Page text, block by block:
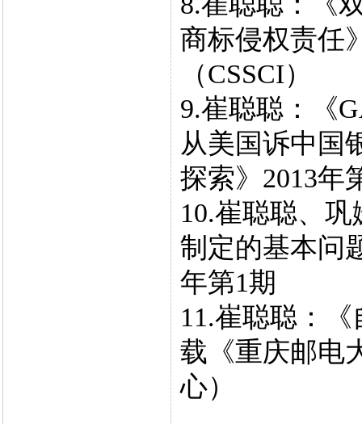
商标侵权责任
（CSSCI）
9.崔聪聪：《
从美国诉中国
探索》2013年
10.崔聪聪、
制定的基本问
年第1期
11.崔聪聪：
载《重庆邮电
心）